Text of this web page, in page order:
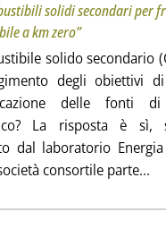
solidi secondari per
a km zero”
solido secondario
degli obiettivi
delle fonti di
La risposta è sì,
dal laboratorio
consortile parte...